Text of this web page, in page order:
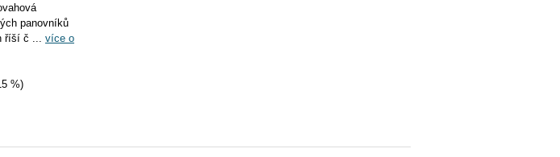
panovníků
říší č ... více o
%)